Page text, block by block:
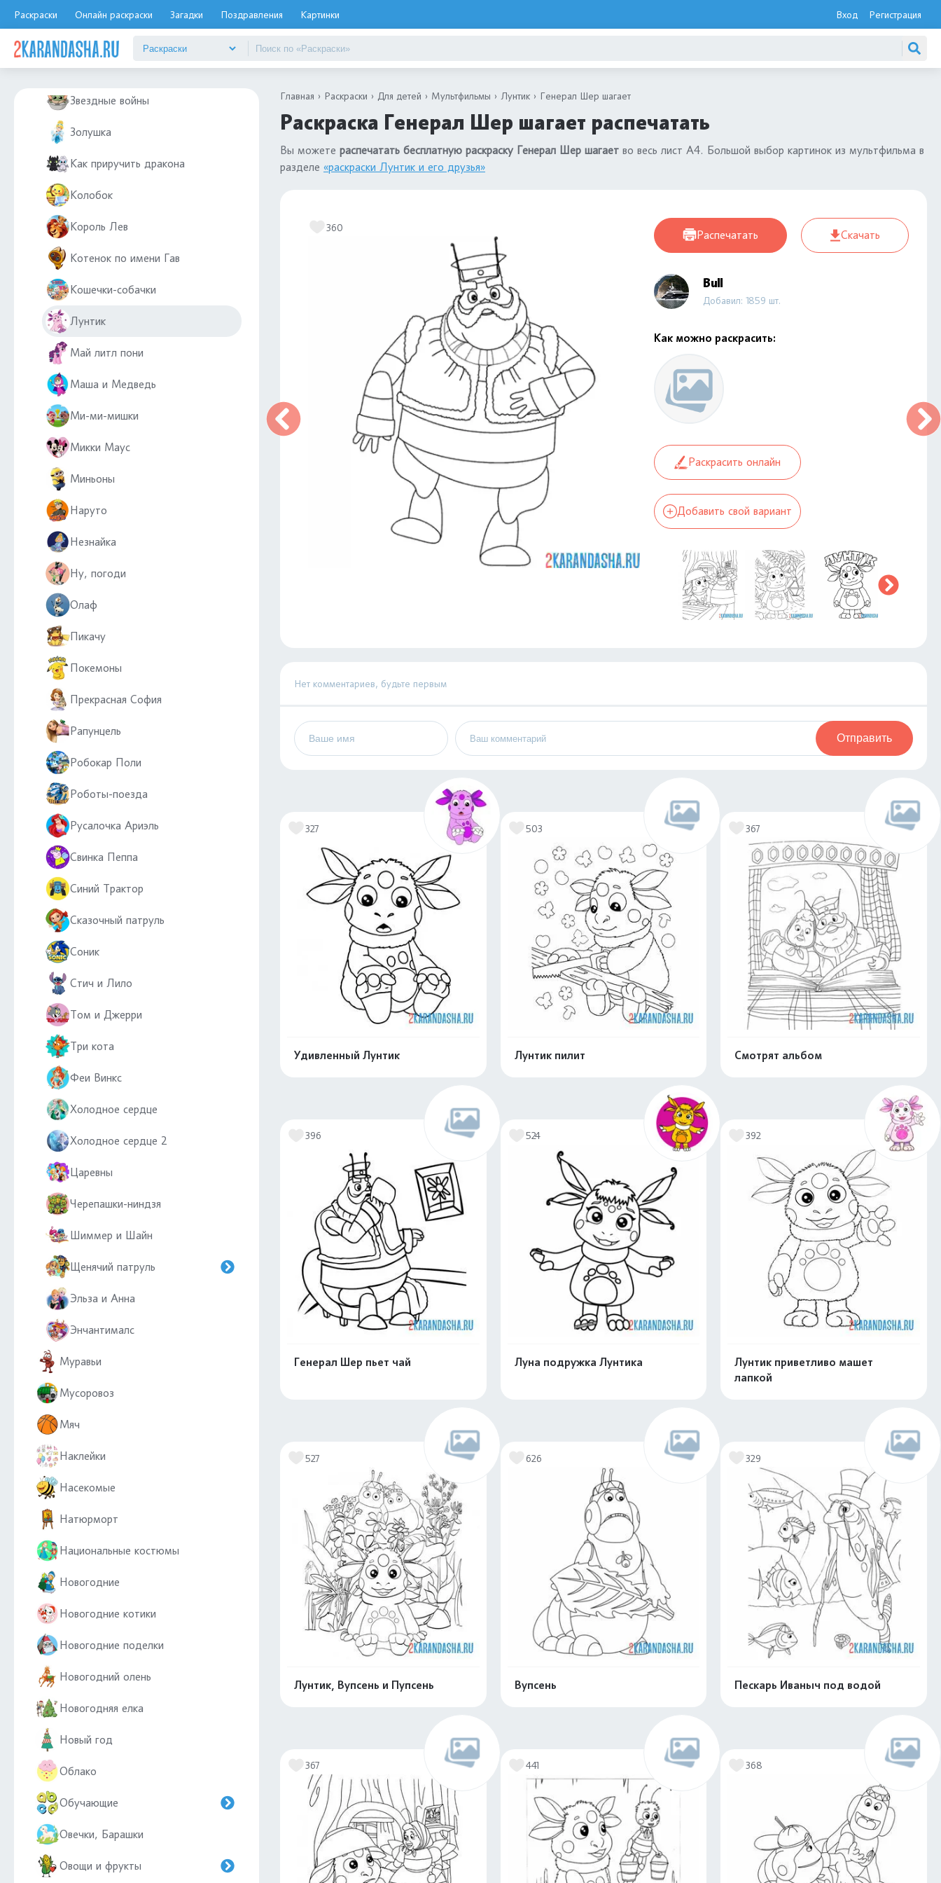
Раскраски Онлайн раскраски Загадки Поздравления Картинки Вход Регистрация
Губка Боб
Звездные войны
Золушка
Как приручить дракона
Колобок
Король Лев
Котенок по имени Гав
Кошечки-собачки
Лунтик
Май литл пони
Маша и Медведь
Ми-ми-мишки
Микки Маус
Миньоны
Наруто
Незнайка
Ну, погоди
Олаф
Пикачу
Покемоны
Прекрасная София
Рапунцель
Робокар Поли
Роботы-поезда
Русалочка Ариэль
Свинка Пеппа
Синий Трактор
Сказочный патруль
Соник
Стич и Лило
Том и Джерри
Три кота
Феи Винкс
Холодное сердце
Холодное сердце 2
Царевны
Черепашки-ниндзя
Шиммер и Шайн
Щенячий патруль
Эльза и Анна
Энчантималс
Муравьи
Мусоровоз
Мяч
Наклейки
Насекомые
Натюрморт
Национальные костюмы
Новогодние
Новогодние котики
Новогодние поделки
Новогодний олень
Новогодняя елка
Новый год
Облако
Обучающие
Овечки, Барашки
Овощи и фрукты
Главная Раскраски Для детей Мультфильмы Лунтик Генерал Шер шагает
Раскраска Генерал Шер шагает распечатать
Вы можете распечатать бесплатную раскраску Генерал Шер шагает во весь лист А4. Большой выбор картинок из мультфильма в
разделе «раскраски Лунтик и его друзья»
360
Распечатать Скачать
Bull
Добавил: 1859 шт.
Как можно раскрасить:
Раскрасить онлайн
Добавить свой вариант
Нет комментариев, будьте первым
Отправить
327
Удивленный Лунтик
503
Лунтик пилит
367
Смотрят альбом
396
Генерал Шер пьет чай
524
Луна подружка Лунтика
392
Лунтик приветливо машет
лапкой
527
Лунтик, Вупсень и Пупсень
626
Вупсень
329
Пескарь Иваныч под водой
367 441 368